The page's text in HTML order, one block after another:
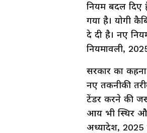
नियम बदल दिए
गया है। योगी
दे दी है। नए
नियमावली,
सरकार का
नए तकनीकी
टेंडर करने की
आय भी स्थिर
अध्यादेश, 2025